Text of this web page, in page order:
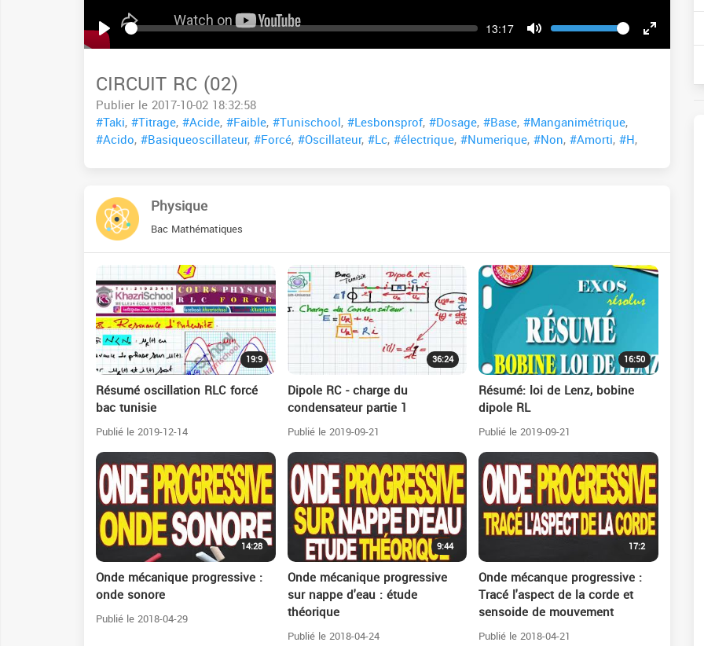
Play
Seek Current
13:17 Volume
CIRCUIT RC (02)
Publier le 2017-10-02 18:32:58
#Taki,#Titrage,#Acide,#Faible,#Tunischool,#Lesbonsprof,#Dosage,#Base,#Manganimétrique,
#Acido,#Basiqueoscillateur,#Forcé,#Oscillateur,#Lc,#électrique,#Numerique,#Non,#Amorti,#H,
Physique
Bac Mathématiques
19:9
Résumé oscillation RLC forcé
bac tunisie
Publié le 2019-12-14
36:24
Dipole RC - charge du
condensateur partie 1
Publié le 2019-09-21
16:50
Résumé: loi de Lenz, bobine
dipole RL
Publié le 2019-09-21
14:28
Onde mécanique progressive :
onde sonore
Publié le 2018-04-29
9:44
Onde mécanique progressive
sur nappe d'eau : étude
théorique
Publié le 2018-04-24
17:2
Onde mécanque progressive :
Tracé l'aspect de la corde et
sensoide de mouvement
Publié le 2018-04-21